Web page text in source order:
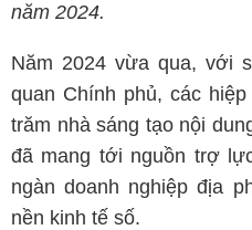
năm 2024.
Năm 2024 vừa qua, với
quan Chính phủ, các
trăm nhà sáng tạo nội
đã mang tới nguồn trợ
ngàn doanh nghiệp địa
nền kinh tế số.